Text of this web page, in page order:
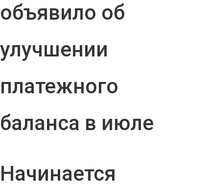
объявило об
улучшении
платежного
баланса в июле
Начинается